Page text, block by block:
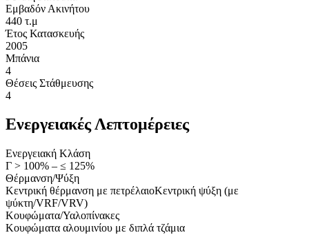
Εμβαδόν Ακινήτου
440 τ.μ
Έτος Κατασκευής
2005
Μπάνια
4
Θέσεις Στάθμευσης
4
Ενεργειακές Λεπτομέρειες
Ενεργειακή Κλάση
Γ > 100% – ≤ 125%
Θέρμανση/Ψύξη
Κεντρική θέρμανση με πετρέλαιοΚεντρική ψύξη (με
ψύκτη/VRF/VRV)
Κουφώματα/Υαλοπίνακες
Κουφώματα αλουμινίου με διπλά τζάμια